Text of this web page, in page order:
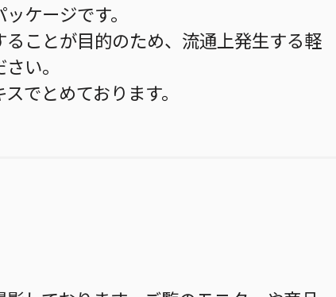
ケージです。
ことが目的のため、流通上発生する軽
い。
でとめております。